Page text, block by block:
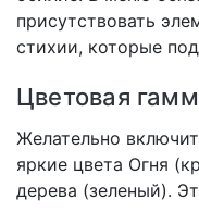
присутствовать
стихии, которые
Цветовая
Желательно
яркие цвета Огня
дерева (зеленый).